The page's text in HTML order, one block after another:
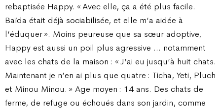
rebaptisée Happy. « Avec elle, ça a été plus facile.
Baïda était déjà sociabilisée, et elle m’a aidée à
l’éduquer ». Moins peureuse que sa sœur adoptive,
Happy est aussi un poil plus agressive … notamment
avec les chats de la maison : « J’ai eu jusqu’à huit chats.
Maintenant je n’en ai plus que quatre : Ticha, Yeti, Pluch
et Minou Minou. » Age moyen : 14 ans. Des chats de
ferme, de refuge ou échoués dans son jardin, comme